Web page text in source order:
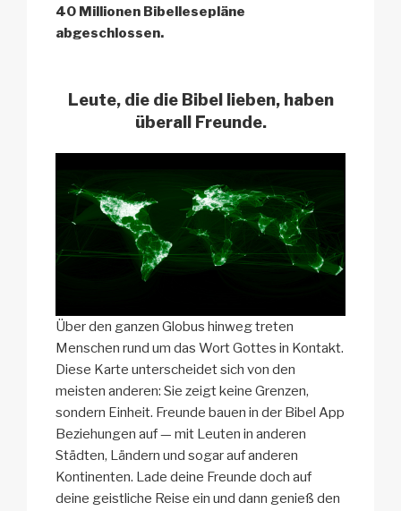
40 Millionen Bibellesepläne
abgeschlossen.
Leute, die die Bibel lieben, haben
überall Freunde.
Über den ganzen Globus hinweg treten
Menschen rund um das Wort Gottes in Kontakt.
Diese Karte unterscheidet sich von den
meisten anderen: Sie zeigt keine Grenzen,
sondern Einheit. Freunde bauen in der Bibel App
Beziehungen auf — mit Leuten in anderen
Städten, Ländern und sogar auf anderen
Kontinenten. Lade deine Freunde doch auf
deine geistliche Reise ein und dann genieß den